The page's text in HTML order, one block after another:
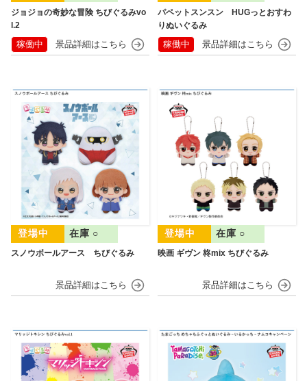
ジョジョの奇妙な冒険 ちびぐるみvo
l.2
稼働中
パペットスンスン HUGっとおすわ
りぬいぐるみ
稼働中
スノウボールアース ちびぐるみ
在庫 ○
映画 ギヴン 柊mix ちびぐるみ
在庫 ○